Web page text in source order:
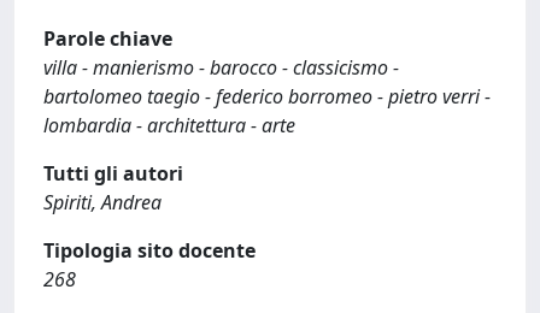
Parole chiave
villa - manierismo - barocco - classicismo -
bartolomeo taegio - federico borromeo - pietro verri -
lombardia - architettura - arte
Tutti gli autori
Spiriti, Andrea
Tipologia sito docente
268